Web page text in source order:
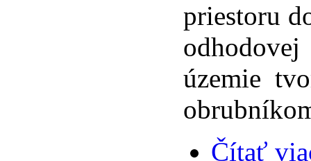
priestoru
územie
Čítať